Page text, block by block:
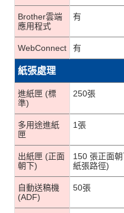
Brother雲端
應用程式
有
WebConnect 有
紙張處理
進紙匣 (標
準)
250張
多用途進紙
匣
1張
出紙匣 (正面
朝下)
150 張正面
紙張路徑)
自動送稿機
(ADF)
50張